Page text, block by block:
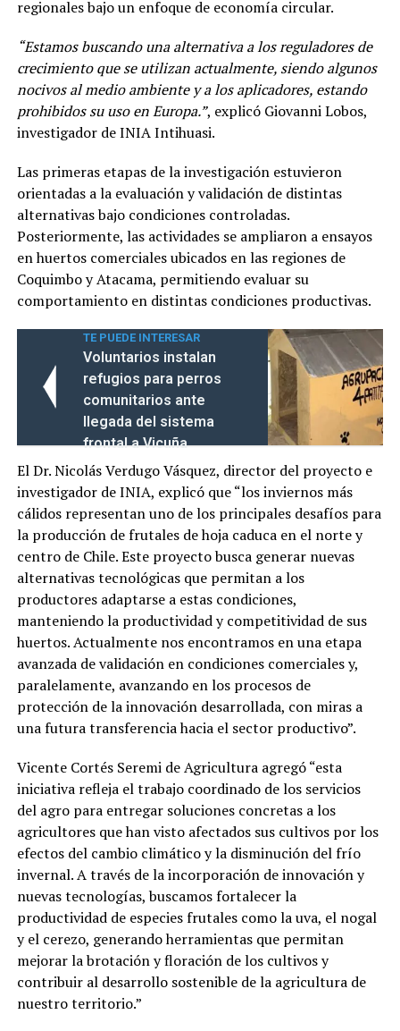
regionales bajo un enfoque de economía circular.
“Estamos buscando una alternativa a los reguladores de
crecimiento que se utilizan actualmente, siendo algunos
nocivos al medio ambiente y a los aplicadores, estando
prohibidos su uso en Europa.”, explicó Giovanni Lobos,
investigador de INIA Intihuasi.
Las primeras etapas de la investigación estuvieron
orientadas a la evaluación y validación de distintas
alternativas bajo condiciones controladas.
Posteriormente, las actividades se ampliaron a ensayos
en huertos comerciales ubicados en las regiones de
Coquimbo y Atacama, permitiendo evaluar su
comportamiento en distintas condiciones productivas.
TE PUEDE INTERESAR
Voluntarios instalan
refugios para perros
comunitarios ante
llegada del sistema
frontal a Vicuña
El Dr. Nicolás Verdugo Vásquez, director del proyecto e
investigador de INIA, explicó que “los inviernos más
cálidos representan uno de los principales desafíos para
la producción de frutales de hoja caduca en el norte y
centro de Chile. Este proyecto busca generar nuevas
alternativas tecnológicas que permitan a los
productores adaptarse a estas condiciones,
manteniendo la productividad y competitividad de sus
huertos. Actualmente nos encontramos en una etapa
avanzada de validación en condiciones comerciales y,
paralelamente, avanzando en los procesos de
protección de la innovación desarrollada, con miras a
una futura transferencia hacia el sector productivo”.
Vicente Cortés Seremi de Agricultura agregó “esta
iniciativa refleja el trabajo coordinado de los servicios
del agro para entregar soluciones concretas a los
agricultores que han visto afectados sus cultivos por los
efectos del cambio climático y la disminución del frío
invernal. A través de la incorporación de innovación y
nuevas tecnologías, buscamos fortalecer la
productividad de especies frutales como la uva, el nogal
y el cerezo, generando herramientas que permitan
mejorar la brotación y floración de los cultivos y
contribuir al desarrollo sostenible de la agricultura de
nuestro territorio.”